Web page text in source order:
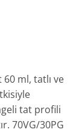
ml, tatlı ve
tat profili
70VG/30PG